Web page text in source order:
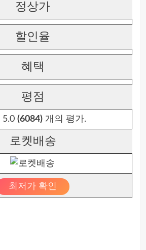
정상가
할인율
혜택
평점
5.0 (6084)개의 평가.
로켓배송
최저가 확인